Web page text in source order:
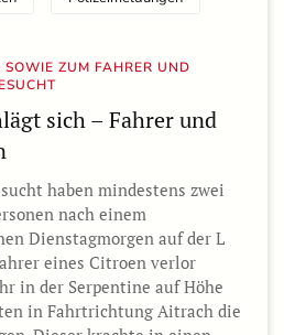
ZUM FAHRER UND
sich – Fahrer und
haben mindestens zwei
nach einem
Dienstagmorgen auf der L
eines Citroen verlor
in der Serpentine auf Höhe
in Fahrtrichtung Aitrach die